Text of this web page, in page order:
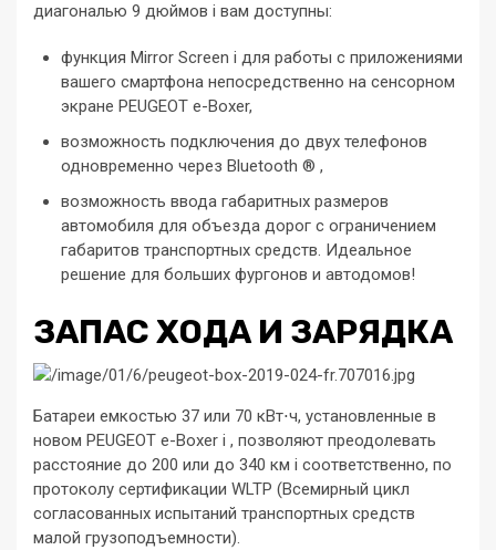
диагональю 9 дюймов i вам доступны:
функция Mirror Screen i для работы с приложениями
вашего смартфона непосредственно на сенсорном
экране PEUGEOT e-Boxer,
возможность подключения до двух телефонов
одновременно через Bluetooth ® ,
возможность ввода габаритных размеров
автомобиля для объезда дорог с ограничением
габаритов транспортных средств. Идеальное
решение для больших фургонов и автодомов!
ЗАПАС ХОДА И ЗАРЯДКА
Батареи емкостью 37 или 70 кВт⋅ч, установленные в
новом PEUGEOT e-Boxer i , позволяют преодолевать
расстояние до 200 или до 340 км i соответственно, по
протоколу сертификации WLTP (Всемирный цикл
согласованных испытаний транспортных средств
малой грузоподъемности).